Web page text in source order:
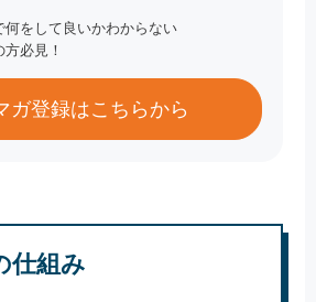
何をして良いかわからない
必見！
ガ登録はこちらから
仕組み